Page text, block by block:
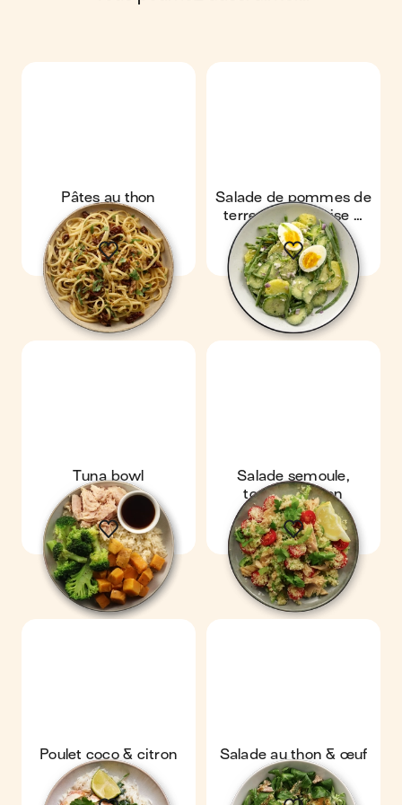
Pâtes au thon
Salade de pommes de
terre, mayonnaise &
légumes verts
Tuna bowl
Salade semoule,
tomate & thon
Poulet coco & citron
vert
Salade au thon & œuf
mollet